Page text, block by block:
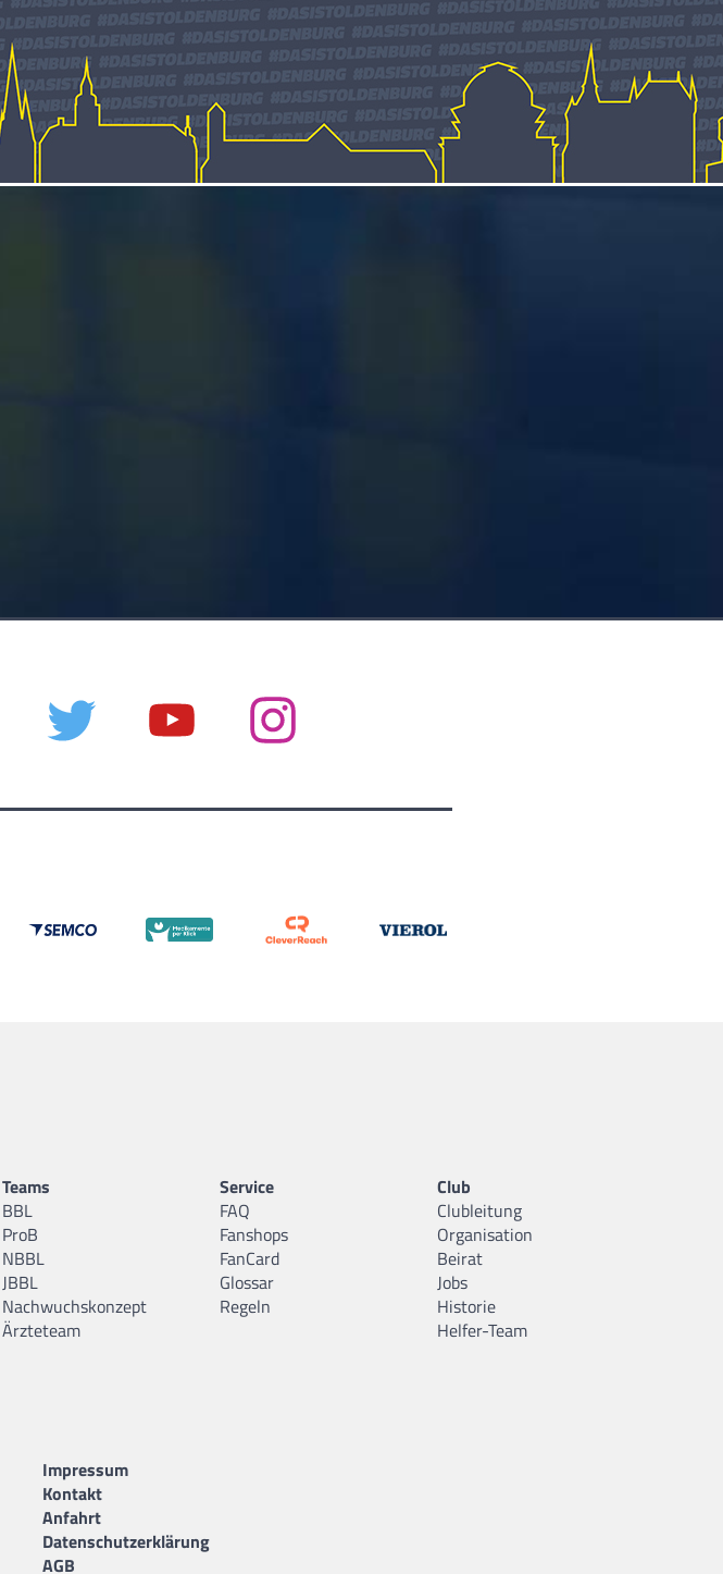
Teams
BBL
ProB
NBBL
JBBL
Nachwuchskonzept
Ärzteteam
Service
FAQ
Fanshops
FanCard
Glossar
Regeln
Club
Clubleitung
Organisation
Beirat
Jobs
Historie
Helfer-Team
Impressum
Kontakt
Anfahrt
Datenschutzerklärung
AGB